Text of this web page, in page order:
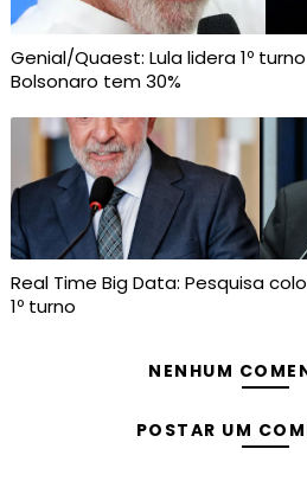
Genial/Quaest: Lula lidera 1º
Bolsonaro tem 30%
Real Time Big Data: Pesquisa
1º turno
NENHUM
POSTAR UM